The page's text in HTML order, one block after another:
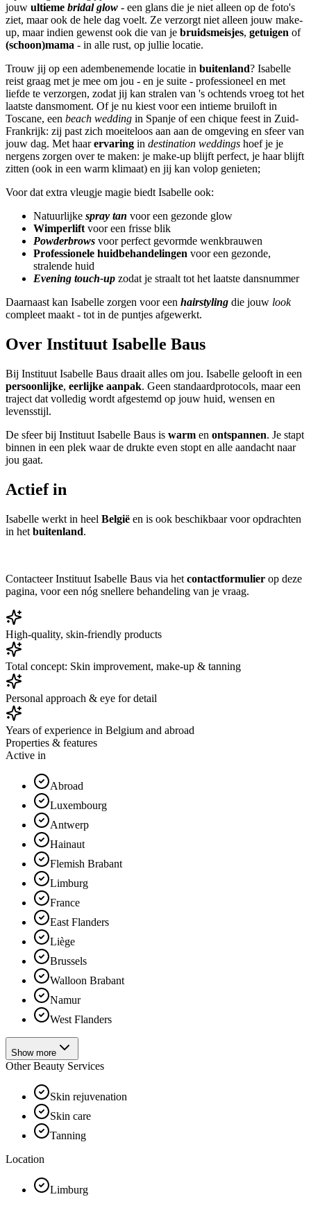
jouw ultieme bridal glow - een glans die je niet alleen op de foto's
ziet, maar ook de hele dag voelt. Ze verzorgt niet alleen jouw make-
up, maar indien gewenst ook die van je bruidsmeisjes, getuigen of
(schoon)mama - in alle rust, op jullie locatie.
Trouw jij op een adembenemende locatie in buitenland? Isabelle
reist graag met je mee om jou - en je suite - professioneel en met
liefde te verzorgen, zodat jij kan stralen van 's ochtends vroeg tot het
laatste dansmoment. Of je nu kiest voor een intieme bruiloft in
Toscane, een beach wedding in Spanje of een chique feest in Zuid-
Frankrijk: zij past zich moeiteloos aan aan de omgeving en sfeer van
jouw dag. Met haarervaring in destination weddings hoef je je
nergens zorgen over te maken: je make-up blijft perfect, je haar blijft
zitten (ook in een warm klimaat) en jij kan volop genieten;
Voor dat extra vleugje magie biedt Isabelle ook:
Natuurlijke spray tan voor een gezonde glow
Wimperlift voor een frisse blik
Powderbrows voor perfect gevormde wenkbrauwen
Professionele huidbehandelingen voor een gezonde,
stralende huid
Evening touch-up zodat je straalt tot het laatste dansnummer
Daarnaast kan Isabelle zorgen voor een hairstyling die jouw look
compleet maakt - tot in de puntjes afgewerkt.
Over Instituut Isabelle Baus
Bij Instituut Isabelle Baus draait alles om jou. Isabelle gelooft in een
persoonlijke, eerlijke aanpak. Geen standaardprotocols, maar een
traject dat volledig wordt afgestemd op jouw huid, wensen en
levensstijl.
De sfeer bij Instituut Isabelle Baus is warm en ontspannen. Je stapt
binnen in een plek waar de drukte even stopt en alle aandacht naar
jou gaat.
Actief in
Isabelle werkt in heel België en is ook beschikbaar voor opdrachten
in het buitenland.
Contacteer Instituut Isabelle Baus via het contactformulier op deze
pagina, voor een nóg snellere behandeling van je vraag.
High-quality, skin-friendly products
Total concept: Skin improvement, make-up & tanning
Personal approach & eye for detail
Years of experience in Belgium and abroad
Properties & features
Active in
Abroad
Luxembourg
Antwerp
Hainaut
Flemish Brabant
Limburg
France
East Flanders
Liège
Brussels
Walloon Brabant
Namur
West Flanders
Show more
Other Beauty Services
Skin rejuvenation
Skin care
Tanning
Location
Limburg